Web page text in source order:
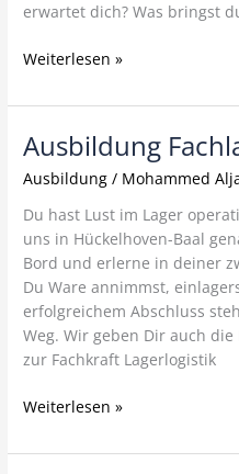
erwartet dich? Was bringst
Weiterlesen »
Ausbildung
Ausbildung / Mohammed
Du hast Lust im Lager
uns in Hückelhoven-Baal
Bord und erlerne in deiner
Du Ware annimmst,
erfolgreichem Abschluss
Weg. Wir geben Dir auch
zur Fachkraft Lagerlogistik
Ausbildung
(w/m/d)
Weiterlesen »